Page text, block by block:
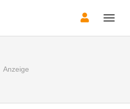
Toggle